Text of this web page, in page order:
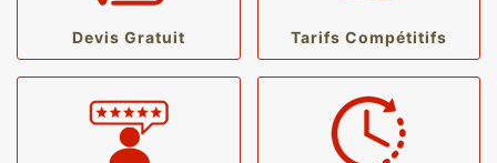
Devis Gratuit Tarifs Compétitifs